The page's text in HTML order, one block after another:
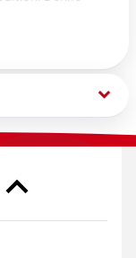
med stil
leg, hvor
keyboard_arrow_down